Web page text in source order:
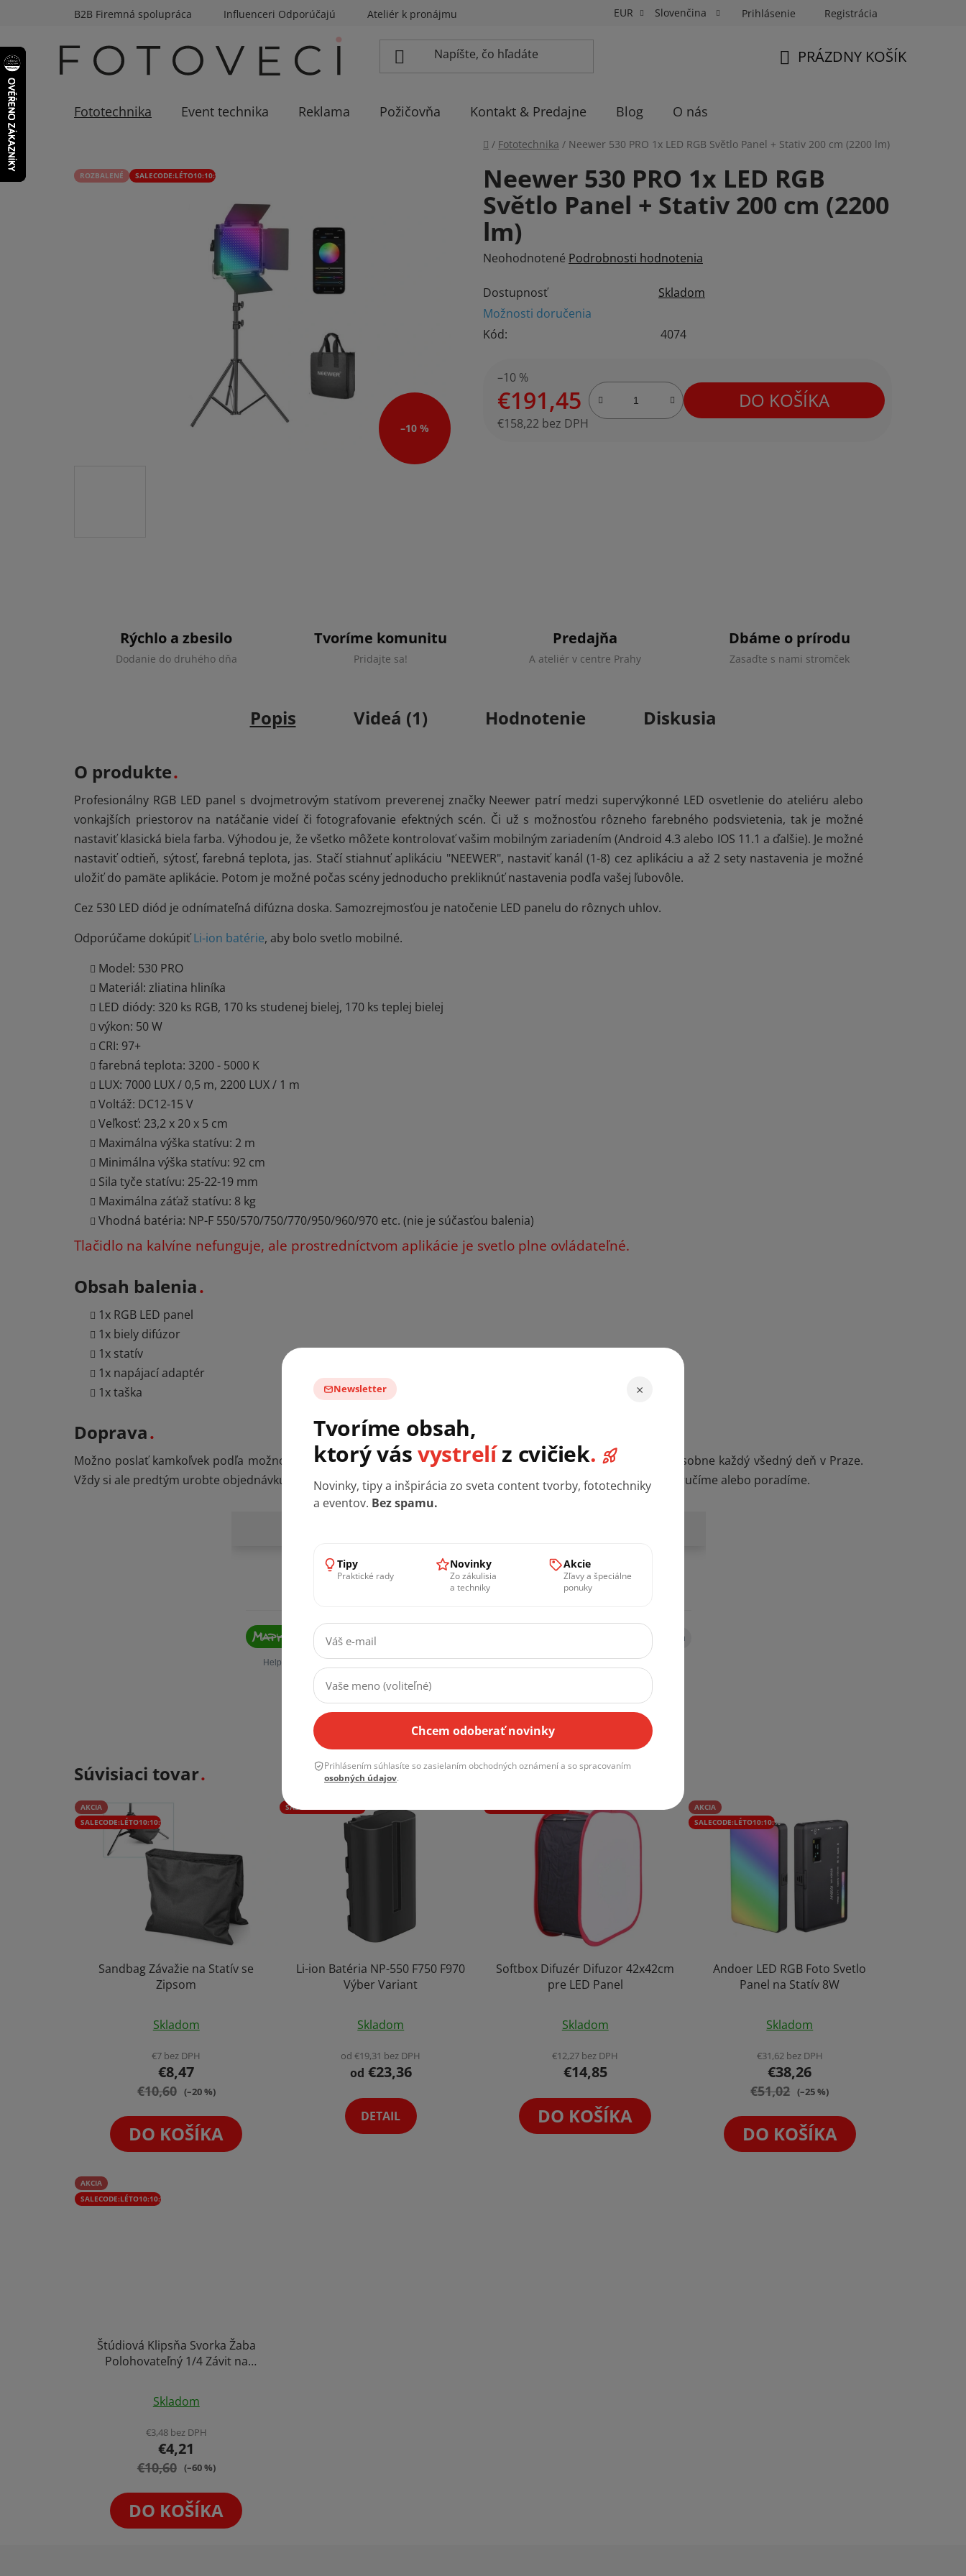
B2B Firemná spolupráca Influenceri Odporúčajú Ateliér k pronájmu Eventovka Fotospin Neóny na mieru Preukazové Foto
EUR Slovenčina Prihlásenie Registrácia
PRÁZDNY KOŠÍK
Fototechnika Event technika Reklama Požičovňa Kontakt & Predajne Blog O nás
Domov
/ Fototechnika / Neewer 530 PRO 1x LED RGB Světlo Panel + Stativ 200 cm (2200 lm)
Neewer 530 PRO 1x LED RGB
Světlo Panel + Stativ 200 cm (2200
lm)
Priemerné
produktu
je
0,0
hviezdičiek.
Neohodnotené Podrobnosti hodnotenia
Dostupnosť
Skladom
Možnosti doručenia
Kód:
4074
–10 %
€191,45
€158,22 bez DPH
DO KOŠÍKA
ROZBALENÉ SALECODE:LÉTO10:10:%
–10 %
Rýchlo a zbesilo
Dodanie do druhého dňa
Tvoríme komunitu
Pridajte sa!
Predajňa
A ateliér v centre Prahy
Dbáme o prírodu
Zasaďte s nami stromček
Popis Videá (1) Hodnotenie Diskusia
O produkte
Profesionálny RGB LED panel s dvojmetrovým statívom preverenej značky Neewer patrí medzi supervýkonné LED osvetlenie do ateliéru alebo
vonkajších priestorov na natáčanie videí či fotografovanie efektných scén. Či už s možnosťou rôzneho farebného podsvietenia, tak je možné
nastaviť klasická biela farba. Výhodou je, že všetko môžete kontrolovať vašim mobilným zariadením (Android 4.3 alebo IOS 11.1 a ďalšie). Je možné
nastaviť odtieň, sýtosť, farebná teplota, jas. Stačí stiahnuť aplikáciu "NEEWER", nastaviť kanál (1-8) cez aplikáciu a až 2 sety nastavenia je možné
uložiť do pamäte aplikácie. Potom je možné počas scény jednoducho prekliknúť nastavenia podľa vašej ľubovôle.
Cez 530 LED diód je odnímateľná difúzna doska. Samozrejmosťou je natočenie LED panelu do rôznych uhlov.
Odporúčame dokúpiťLi-ion batérie, aby bolo svetlo mobilné.
Model: 530 PRO
Materiál: zliatina hliníka
LED diódy: 320 ks RGB, 170 ks studenej bielej, 170 ks teplej bielej
výkon: 50 W
CRI: 97+
farebná teplota: 3200 - 5000 K
LUX: 7000 LUX / 0,5 m, 2200 LUX / 1 m
Voltáž: DC12-15 V
Veľkosť: 23,2 x 20 x 5 cm
Maximálna výška statívu: 2 m
Minimálna výška statívu: 92 cm
Sila tyče statívu: 25-22-19 mm
Maximálna záťaž statívu: 8 kg
Vhodná batéria: NP-F 550/570/750/770/950/960/970 etc. (nie je súčasťou balenia)
Tlačidlo na kalvíne nefunguje, ale prostredníctvom aplikácie je svetlo plne ovládateľné.
Obsah balenia
1x RGB LED panel
1x biely difúzor
1x statív
1x napájací adaptér
1x taška
Doprava
Možno poslať kamkoľvek podľa možností v prvom kroku objednávky. Tovar si môžete ajprezrieť a pickupnúť
osobne každý všedný deň v Praze.
Vždy si ale predtým urobte objednávku, aby sme všetko nachystali. Na mieste radi so všetkým pomôžeme, odporučíme alebo poradíme.
Súvisiaci tovar
AKCIA
SALECODE:LÉTO10:10:%
Sandbag Závažie na Statív se
Zipsom
hodnotenie
produktu
je
5,0
5
hviezdičiek.
Skladom
€7 bez DPH
€8,47
€10,60 (–20 %)
DO KOŠÍKA
SALECODE:LÉTO10:10:%
Li-ion Batéria NP-550 F750 F970
Výber Variant
hodnotenie
produktu
je
z
Skladom
od €19,31 bez DPH
od €23,36
DETAIL
Softbox Difuzér Difuzor 42x42cm
pre LED Panel
hodnotenie
produktu
je
z
Skladom
€12,27 bez DPH
€14,85
DO KOŠÍKA
AKCIA
SALECODE:LÉTO10:10:%
Andoer LED RGB Foto Svetlo
Panel na Statív 8W
hodnotenie
produktu
je
4,3
5
hviezdičiek.
Skladom
€31,62 bez DPH
€38,26
€51,02 (–25 %)
DO KOŠÍKA
AKCIA
SALECODE:LÉTO10:10:%
Štúdiová Klipsňa Svorka Žaba
Polohovateľný 1/4 Závit na
Skladom
€3,48 bez DPH
€4,21
€10,60 (–60 %)
DO KOŠÍKA
ktorý vásvystrelíz cvičiek.
a eventov.Bez spamu.
Praktické rady
a techniky
ponuky
Chcem odoberať novinky
Prihlásením súhlasíte so zasielaním obchodných oznámení a so spracovaním
osobných údajov